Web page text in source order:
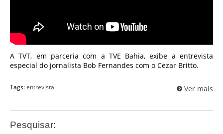
A TVT, em parceria com a TVE Bahia, exibe a entrevista
especial do jornalista Bob Fernandes com o Cezar Britto.
Tags:entrevista Ver mais
Pesquisar: